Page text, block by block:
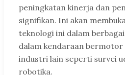
peningkatan kinerja dan
signifikan. Ini akan
teknologi ini dalam
dalam kendaraan
industri lain seperti survei
robotika.